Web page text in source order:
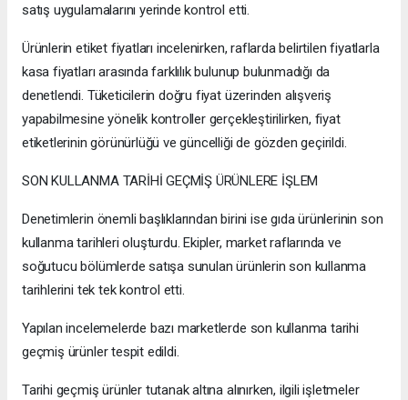
satış uygulamalarını yerinde kontrol etti.
Ürünlerin etiket fiyatları incelenirken, raflarda belirtilen fiyatlarla
kasa fiyatları arasında farklılık bulunup bulunmadığı da
denetlendi. Tüketicilerin doğru fiyat üzerinden alışveriş
yapabilmesine yönelik kontroller gerçekleştirilirken, fiyat
etiketlerinin görünürlüğü ve güncelliği de gözden geçirildi.
SON KULLANMA TARİHİ GEÇMİŞ ÜRÜNLERE İŞLEM
Denetimlerin önemli başlıklarından birini ise gıda ürünlerinin son
kullanma tarihleri oluşturdu. Ekipler, market raflarında ve
soğutucu bölümlerde satışa sunulan ürünlerin son kullanma
tarihlerini tek tek kontrol etti.
Yapılan incelemelerde bazı marketlerde son kullanma tarihi
geçmiş ürünler tespit edildi.
Tarihi geçmiş ürünler tutanak altına alınırken, ilgili işletmeler